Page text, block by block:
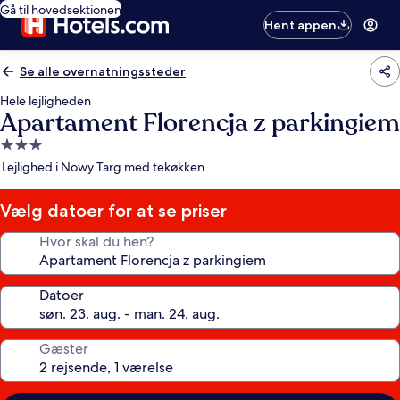
Gå til hovedsektionen
Hent appen
Se alle overnatningssteder
Hele lejligheden
Apartament Florencja z parkingiem
3.0-
stjernet
Lejlighed i Nowy Targ med tekøkken
Vælg datoer for at se priser
Hvor skal du hen?
Datoer
Gæster